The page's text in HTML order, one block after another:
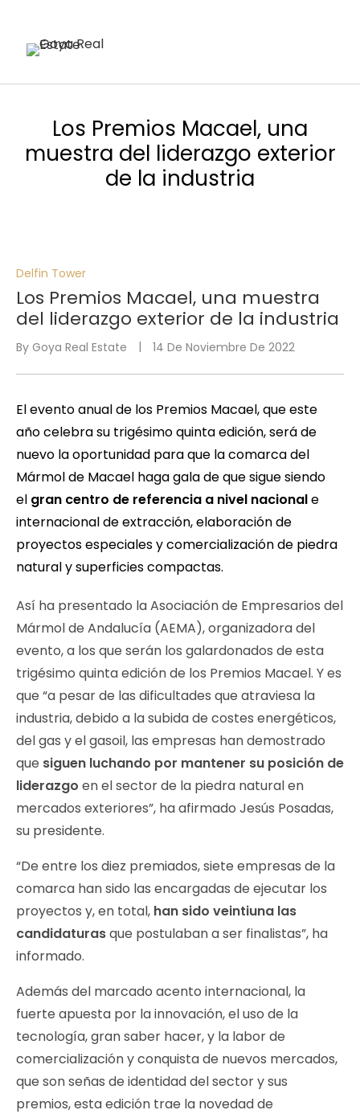
Los Premios Macael, una
muestra del liderazgo exterior
de la industria
Delfin Tower
Los Premios Macael, una muestra
del liderazgo exterior de la industria
By Goya Real Estate 14 De Noviembre De 2022
El evento anual de los Premios Macael, que este
año celebra su trigésimo quinta edición, será de
nuevo la oportunidad para que la comarca del
Mármol de Macael haga gala de que sigue siendo
el gran centro de referencia a nivel nacionale
internacional de extracción, elaboración de
proyectos especiales y comercialización de piedra
natural y superficies compactas.
Así ha presentado la Asociación de Empresarios del
Mármol de Andalucía (AEMA), organizadora del
evento, a los que serán los galardonados de esta
trigésimo quinta edición de los Premios Macael. Y es
que “a pesar de las dificultades que atraviesa la
industria, debido a la subida de costes energéticos,
del gas y el gasoil, las empresas han demostrado
que siguen luchando por mantener su posición de
liderazgo en el sector de la piedra natural en
mercados exteriores”, ha afirmado Jesús Posadas,
su presidente.
“De entre los diez premiados, siete empresas de la
comarca han sido las encargadas de ejecutar los
proyectos y, en total, han sido veintiuna las
candidaturasque postulaban a ser finalistas”, ha
informado.
Además del marcado acento internacional, la
fuerte apuesta por la innovación, el uso de la
tecnología, gran saber hacer, y la labor de
comercialización y conquista de nuevos mercados,
que son señas de identidad del sector y sus
premios, esta edición trae la novedad de